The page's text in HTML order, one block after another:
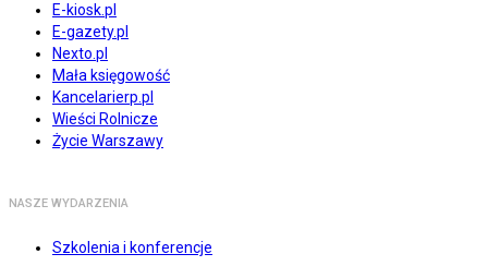
E-kiosk.pl
E-gazety.pl
Nexto.pl
Mała księgowość
Kancelarierp.pl
Wieści Rolnicze
Życie Warszawy
NASZE WYDARZENIA
Szkolenia i konferencje